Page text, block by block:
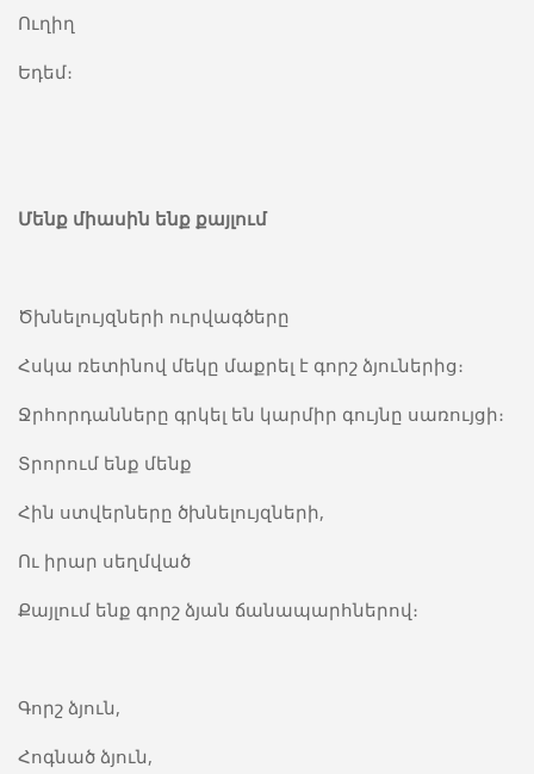
Ուղիղ
Եդեմ։
Մենք միասին ենք քայլում
Ծխնելույզների ուրվագծերը
Հսկա ռետինով մեկը մաքրել է գորշ ձյուներից։
Ջրհորդանները գրկել են կարմիր գույնը սառույցի։
Տրորում ենք մենք
Հին ստվերները ծխնելույզների,
Ու իրար սեղմված
Քայլում ենք գորշ ձյան ճանապարհներով։
Գորշ ձյուն,
Հոգնած ձյուն,